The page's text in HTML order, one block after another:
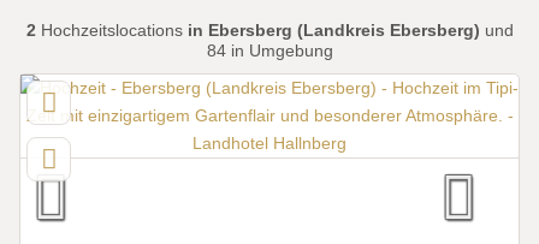
2 Hochzeitslocations in Ebersberg (Landkreis Ebersberg) und
84 in Umgebung